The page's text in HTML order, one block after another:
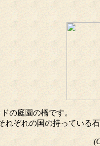
の庭園の橋です。
ぞれの国の持っている